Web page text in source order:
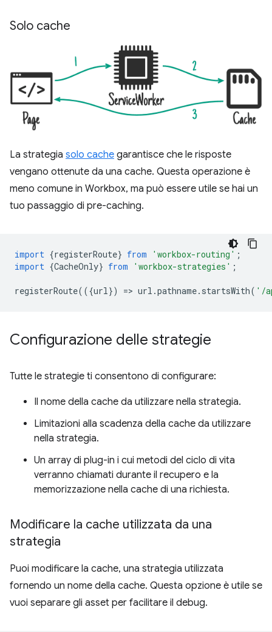
Solo cache
La strategia solo cache garantisce che le risposte
vengano ottenute da una cache. Questa operazione è
meno comune in Workbox, ma può essere utile se hai un
tuo passaggio di pre-caching.
import {registerRoute} from 'workbox-routing' ;
import {CacheOnly} from 'workbox-strategies' ;
registerRoute(({url }) => url .pathname. startsWith( '/
Configurazione delle strategie
Tutte le strategie ti consentono di configurare:
Il nome della cache da utilizzare nella strategia.
Limitazioni alla scadenza della cache da utilizzare
nella strategia.
Un array di plug-in i cui metodi del ciclo di vita
verranno chiamati durante il recupero e la
memorizzazione nella cache di una richiesta.
Modificare la cache utilizzata da una
strategia
Puoi modificare la cache, una strategia utilizzata
fornendo un nome della cache. Questa opzione è utile se
vuoi separare gli asset per facilitare il debug.